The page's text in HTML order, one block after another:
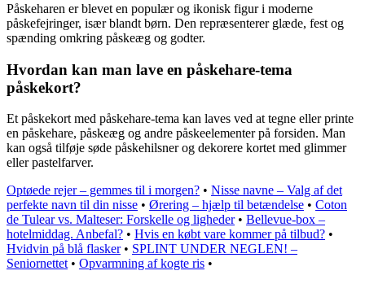
Påskeharen er blevet en populær og ikonisk figur i moderne
påskefejringer, især blandt børn. Den repræsenterer glæde, fest og
spænding omkring påskeæg og godter.
Hvordan kan man lave en påskehare-tema
påskekort?
Et påskekort med påskehare-tema kan laves ved at tegne eller printe
en påskehare, påskeæg og andre påskeelementer på forsiden. Man
kan også tilføje søde påskehilsner og dekorere kortet med glimmer
eller pastelfarver.
Optøede rejer – gemmes til i morgen? • Nisse navne – Valg af det
perfekte navn til din nisse • Ørering – hjælp til betændelse • Coton
de Tulear vs. Malteser: Forskelle og ligheder• Bellevue-box –
hotelmiddag. Anbefal? • Hvis en købt vare kommer på tilbud? •
Hvidvin på blå flasker• SPLINT UNDER NEGLEN! –
Seniornettet • Opvarmning af kogte ris •